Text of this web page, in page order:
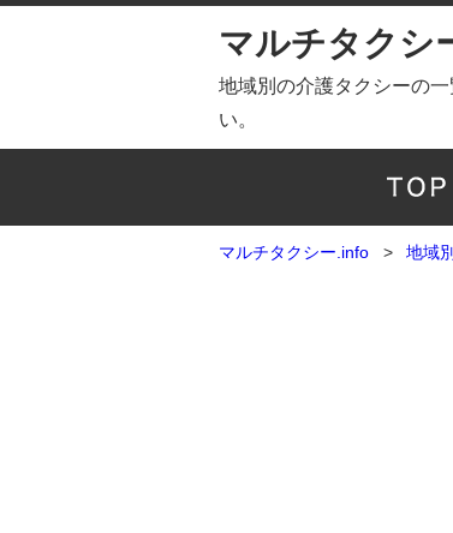
マルチタクシ
地域別の介護タクシーの
い。
マルチタクシー.info 地域